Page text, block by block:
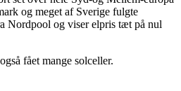
og meget af Sverige fulgte
Nordpool og viser elpris tæt på nul
fået mange solceller.